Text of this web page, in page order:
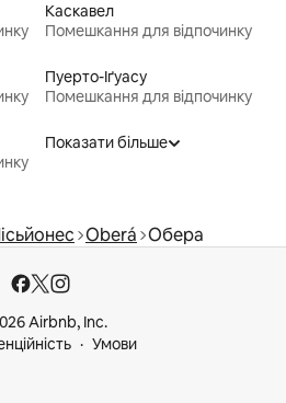
Каскавел
Помешкання для відпочинку
Пуерто-Іґуасу
Помешкання для відпочинку
Показати більше
Oberá Обера
Airbnb, Inc.
Умови